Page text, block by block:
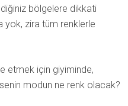
bölgelere dikkati
yok, zira tüm renklerle
etmek için giyiminde,
modun ne renk olacak?